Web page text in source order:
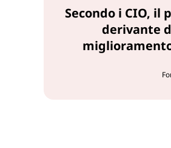
Secondo i CIO,
derivante